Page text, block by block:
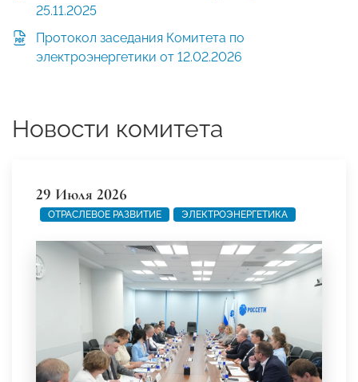
25.11.2025
Протокол заседания Комитета по
электроэнергетики от 12.02.2026
Новости комитета
29 Июля 2026
ОТРАСЛЕВОЕ РАЗВИТИЕ ЭЛЕКТРОЭНЕРГЕТИКА